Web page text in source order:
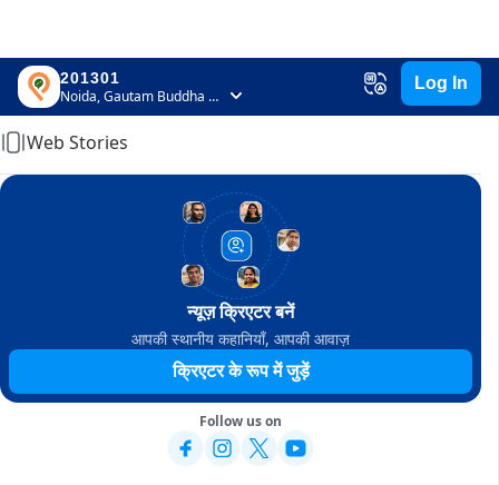
201301
Noida, Gautam Buddha Nagar, Uttar Pradesh
Log In
Home
Web Stories
न्यूज़ क्रिएटर बनें
आपकी स्थानीय कहानियाँ, आपकी आवाज़
क्रिएटर के रूप में जुड़ें
Follow us on